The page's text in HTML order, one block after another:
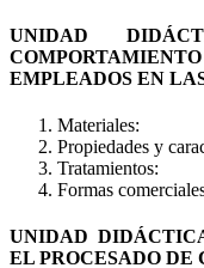
UNIDAD
EMPLEADOS EN
Materiales:
Propiedades y
Tratamientos:
Formas
UNIDAD
EL PROCESADO DE